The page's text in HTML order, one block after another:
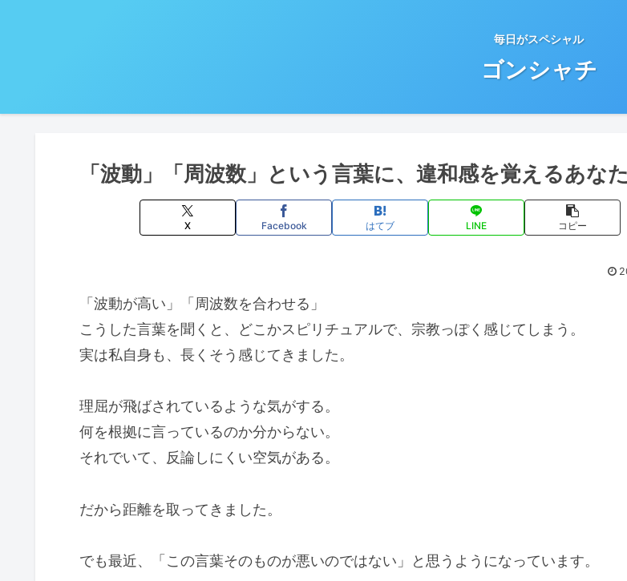
毎日がスペシャル
ゴンシャチ
「波動」「周波数」という言葉に、違和感を覚えるあな
X Facebook はてブ LINE コピー
「波動が高い」「周波数を合わせる」
こうした言葉を聞くと、どこかスピリチュアルで、宗教っぽく感じてしまう。
実は私自身も、長くそう感じてきました。
理屈が飛ばされているような気がする。
何を根拠に言っているのか分からない。
それでいて、反論しにくい空気がある。
だから距離を取ってきました。
でも最近、「この言葉そのものが悪いのではない」と思うようになっています。